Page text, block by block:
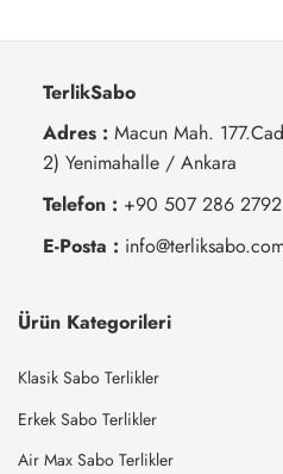
TerlikSabo
Adres : Macun Mah.
2) Yenimahalle / Ankara
Telefon : +90 507 286 2792
E-Posta :
Ürün Kategorileri
Klasik Sabo Terlikler
Erkek Sabo Terlikler
Air Max Sabo Terlikler